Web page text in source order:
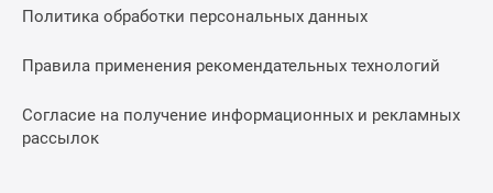
Политика обработки персональных данных
Правила применения рекомендательных технологий
Согласие на получение информационных и рекламных
рассылок